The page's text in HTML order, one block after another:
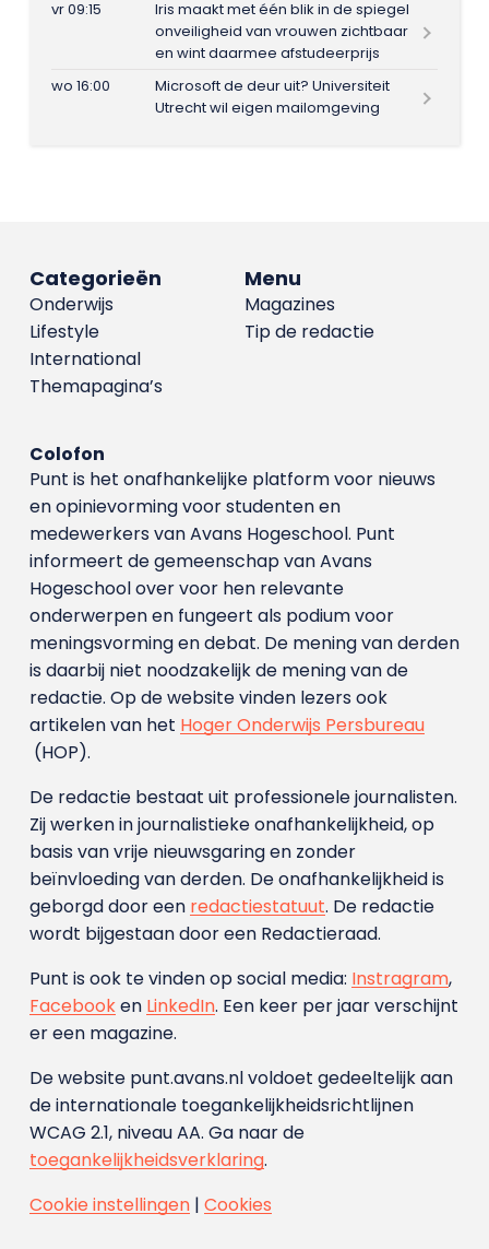
vr 09:15
Iris maakt met één blik in de spiegel
onveiligheid van vrouwen zichtbaar
en wint daarmee afstudeerprijs
wo 16:00
Microsoft de deur uit? Universiteit
Utrecht wil eigen mailomgeving
Menu
Magazines
Tip de redactie
Categorieën
Onderwijs
Lifestyle
International
Themapagina’s
Colofon
Punt is het onafhankelijke platform voor nieuws
en opinievorming voor studenten en
medewerkers van Avans Hoge­school. Punt
informeert de gemeenschap van Avans
Hogeschool over voor hen relevante
onderwerpen en fungeert als podium voor
meningsvorming en debat. De mening van derden
is daarbij niet noodzakelijk de mening van de
redactie. Op de website vinden lezers ook
artikelen van het Hoger Onderwijs Persbureau
(HOP).
De redactie bestaat uit professionele journalisten.
Zij werken in journalistieke onafhankelijkheid, op
basis van vrije nieuwsgaring en zonder
beïnvloeding van derden. De onafhankelijkheid is
geborgd door een redactiestatuut. De redactie
wordt bijgestaan door een Redactieraad.
Punt is ook te vinden op social media: Instragram,
Facebooken LinkedIn. Een keer per jaar verschijnt
er een magazine.
De website punt.avans.nl voldoet gedeeltelijk aan
de internationale toegankelijkheidsrichtlijnen
WCAG 2.1, niveau AA. Ga naar de
toegankelijkheidsverklaring.
Cookie instellingen| Cookies